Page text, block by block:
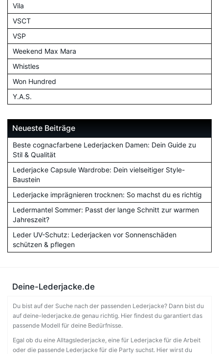
Vila
VSCT
VSP
Weekend Max Mara
Whistles
Won Hundred
Y.A.S.
Neueste Beiträge
Beste cognacfarbene Lederjacken Damen: Dein Guide zu
Stil & Qualität
Lederjacke Capsule Wardrobe: Dein vielseitiger Style-
Baustein
Lederjacke imprägnieren trocknen: So machst du es richtig
Ledermantel Sommer: Passt der lange Schnitt zur warmen
Jahreszeit?
Leder UV-Schutz: Lederjacken vor Sonnenschäden
schützen & pflegen
Deine-Lederjacke.de
Du bist auf der Suche nach der passenden Lederjacke? Dann bist du
auf deine-lederjacke.de genau richtig. Hier findest du garantiert das
passende Modell für deine Bedürfnisse.
Egal ob du eine Alltagslederjacke, eine für Lederjacke für die Arbeit
oder die passende Lederjacke für die Party suchst. Hier wirst du